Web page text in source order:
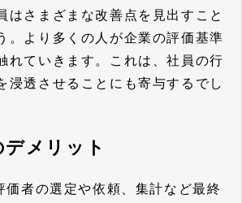
はさまざまな改善点を見出すこと
。より多くの人が企業の評価基準
れていきます。これは、社員の行
浸透させることにも寄与するでし
メリット
価者の選定や依頼、集計など最終